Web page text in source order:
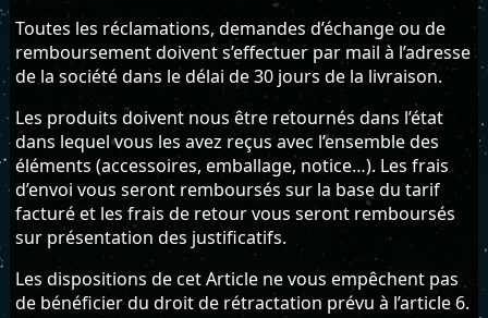
Toutes les réclamations, demandes d’échange ou de
remboursement doivent s’effectuer par mail à l’adresse
de la société dans le délai de 30 jours de la livraison.
Les produits doivent nous être retournés dans l’état
dans lequel vous les avez reçus avec l’ensemble des
éléments (accessoires, emballage, notice…). Les frais
d’envoi vous seront remboursés sur la base du tarif
facturé et les frais de retour vous seront remboursés
sur présentation des justificatifs.
Les dispositions de cet Article ne vous empêchent pas
de bénéficier du droit de rétractation prévu à l’article 6.